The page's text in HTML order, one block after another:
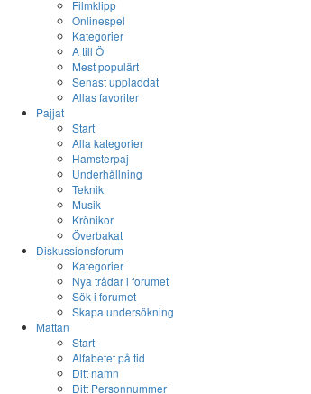
Filmklipp
Onlinespel
Kategorier
A till Ö
Mest populärt
Senast uppladdat
Allas favoriter
Pajjat
Start
Alla kategorier
Hamsterpaj
Underhållning
Teknik
Musik
Krönikor
Överbakat
Diskussionsforum
Kategorier
Nya trådar i forumet
Sök i forumet
Skapa undersökning
Mattan
Start
Alfabetet på tid
Ditt namn
Ditt Personnummer